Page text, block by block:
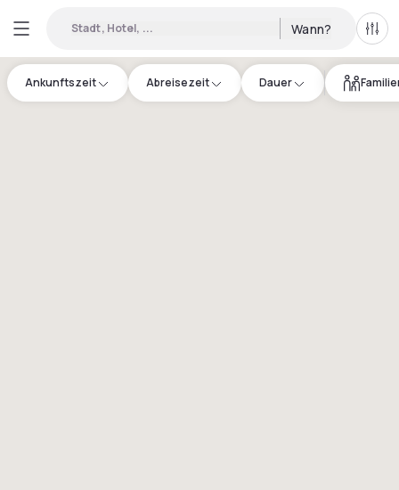
Stadt, Hotel, ... Wann? Alle
Ankunftszeit Abreisezeit Dauer